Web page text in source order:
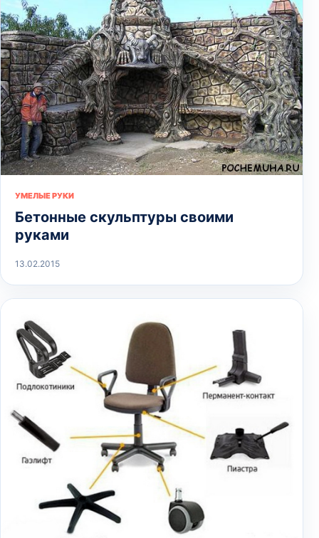
УМЕЛЫЕ РУКИ
Бетонные скульптуры своими
руками
13.02.2015